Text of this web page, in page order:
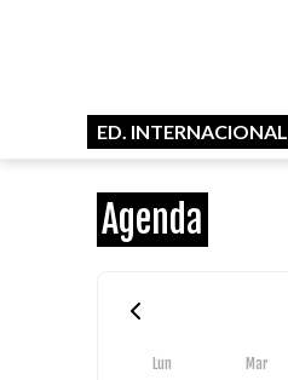
ED. INTERNACIONAL
Agenda
Lun Mar